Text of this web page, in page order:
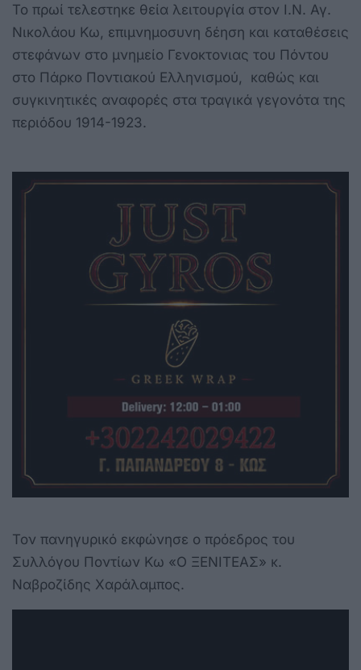
Το πρωί τελεστηκε θεία λειτουργία στον Ι.Ν. Αγ.
Νικολάου Κω, επιμνημοσυνη δέηση και καταθέσεις
στεφάνων στο μνημείο Γενοκτονιας του Πόντου
στο Πάρκο Ποντιακού Ελληνισμού, καθώς και
συγκινητικές αναφορές στα τραγικά γεγονότα της
περιόδου 1914-1923.
Τον πανηγυρικό εκφώνησε ο πρόεδρος του
Συλλόγου Ποντίων Κω «Ο ΞΕΝΙΤΕΑΣ» κ.
Ναβροζίδης Χαράλαμπος.